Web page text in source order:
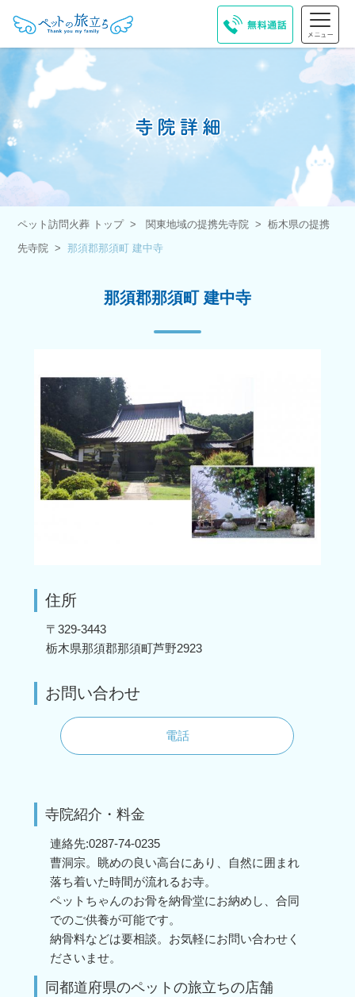
ペット訪問火葬 トップ 関東地域の提携先寺院
栃木県の提携
先寺院
那須郡那須町 建中寺
那須郡那須町 建中寺
住所
〒329-3443
栃木県那須郡那須町芦野2923
お問い合わせ
電話
寺院紹介・料金
連絡先:0287-74-0235
曹洞宗。眺めの良い高台にあり、自然に囲まれ
落ち着いた時間が流れるお寺。
ペットちゃんのお骨を納骨堂にお納めし、合同
でのご供養が可能です。
納骨料などは要相談。お気軽にお問い合わせく
ださいませ。
同都道府県のペットの旅立ちの店舗